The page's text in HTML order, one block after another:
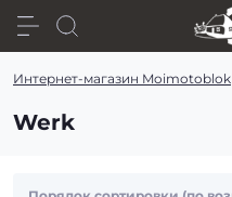
Интернет-магазин Moimotoblok
Werk